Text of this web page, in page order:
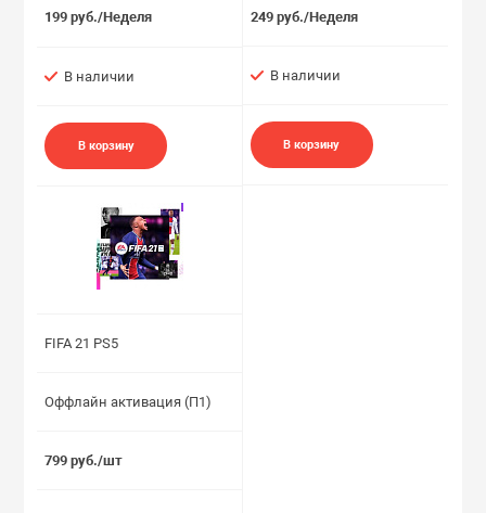
199 руб./Неделя
В наличии
В корзину
249 руб./Неделя
В наличии
В корзину
FIFA 21 PS5
Оффлайн активация (П1)
799 руб./шт